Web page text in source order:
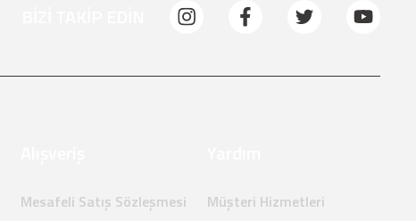
Mesafeli Satış Sözleşmesi
Müşteri Hizmetleri